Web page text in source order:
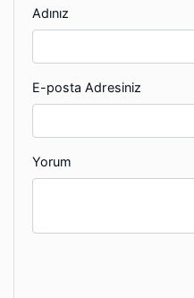
Adınız
E-posta Adresiniz
Yorum